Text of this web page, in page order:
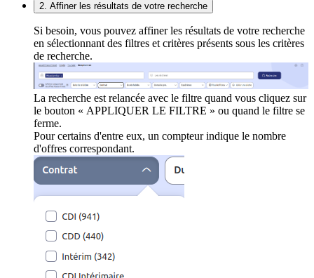
2. Affiner les résultats de votre recherche
Si besoin, vous pouvez affiner les résultats de votre recherche
en sélectionnant des filtres et critères présents sous les critères
de recherche.
La recherche est relancée avec le filtre quand vous cliquez sur
le bouton « APPLIQUER LE FILTRE » ou quand le filtre se
ferme.
Pour certains d'entre eux, un compteur indique le nombre
d'offres correspondant.